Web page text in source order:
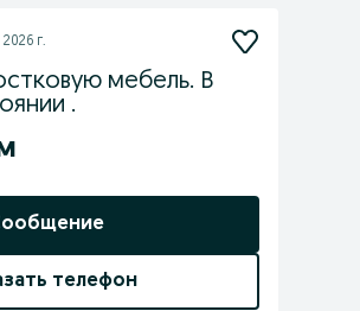
2026 г.
мебель. В
.
телефон